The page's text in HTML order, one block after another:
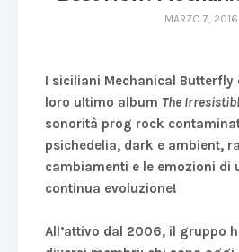
MARZO 7, 2016
I siciliani Mechanical Butterfly
loro ultimo album The
sonorità prog rock
psichedelia, dark e ambient,
cambiamenti e le emozioni di
continua evoluzione!
All’attivo dal 2006, il gruppo